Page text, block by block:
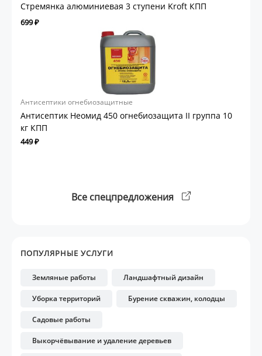
Стремянка алюминиевая 3 ступени Kroft КПП
699 ₽
Антисептики огнебиозащитные
Антисептик Неомид 450 огнебиозащита II группа 10
кг КПП
449 ₽
Все спецпредложения
ПОПУЛЯРНЫЕ УСЛУГИ
Земляные работы Ландшафтный дизайн
Уборка территорий Бурение скважин, колодцы
Садовые работы
Выкорчёвывание и удаление деревьев